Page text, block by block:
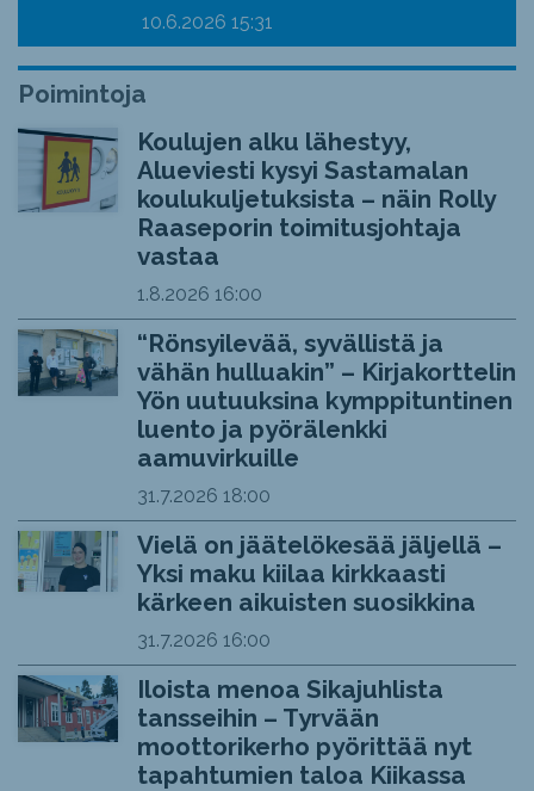
10.6.2026 15:31
Poimintoja
Koulujen alku lähestyy,
Alueviesti kysyi Sastamalan
koulukuljetuksista – näin Rolly
Raaseporin toimitusjohtaja
vastaa
1.8.2026 16:00
“Rönsyilevää, syvällistä ja
vähän hulluakin” – Kirjakorttelin
Yön uutuuksina kymppituntinen
luento ja pyörälenkki
aamuvirkuille
31.7.2026 18:00
Vielä on jäätelökesää jäljellä –
Yksi maku kiilaa kirkkaasti
kärkeen aikuisten suosikkina
31.7.2026 16:00
Iloista menoa Sikajuhlista
tansseihin – Tyrvään
moottorikerho pyörittää nyt
tapahtumien taloa Kiikassa